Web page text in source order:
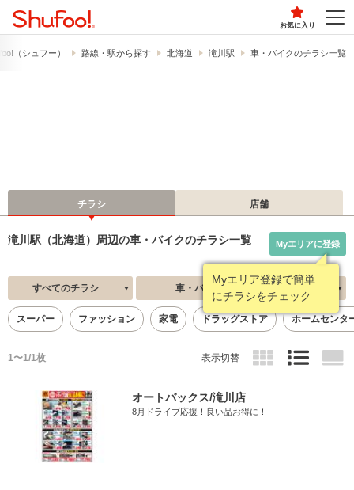
お気に入り
（シュフー） 路線・駅から探す 北海道 滝川駅 車・バイクのチラシ一覧
チラシ 店舗
滝川駅（北海道）周辺の車・バイクのチラシ一覧
Myエリア登録で簡単
にチラシをチェック
Myエリアに登録
すべてのチラシ 車・バイク 新着順
スーパー ファッション 家電 ドラッグストア ホームセンタ
1〜1/1枚 表示切替
オートバックス/滝川店
8月ドライブ応援！良い品お得に！